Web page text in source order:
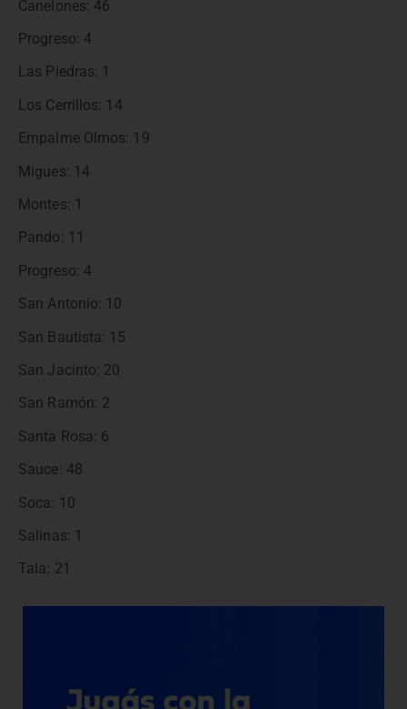
Canelones: 46
Progreso: 4
Las Piedras: 1
Los Cerrillos: 14
Empalme Olmos: 19
Migues: 14
Montes: 1
Pando: 11
Progreso: 4
San Antonio: 10
San Bautista: 15
San Jacinto: 20
San Ramón: 2
Santa Rosa: 6
Sauce: 48
Soca: 10
Salinas: 1
Tala: 21